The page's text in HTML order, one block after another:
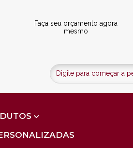
Faça seu orçamento agora
mesmo